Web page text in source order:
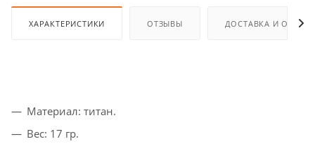
ХАРАКТЕРИСТИКИ ОТЗЫВЫ ДОСТАВКА И
Материал: титан.
Вес: 17 гр.